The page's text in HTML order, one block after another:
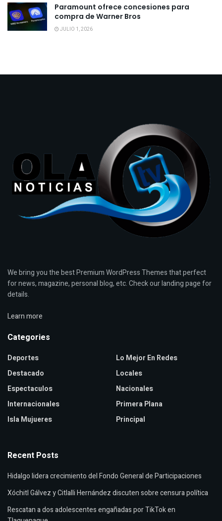
Paramount ofrece concesiones para
compra de Warner Bros
JULIO 1, 2026
We bring you the best Premium WordPress Themes that perfect
for news, magazine, personal blog, etc. Check our landing page for
details.
Learn more
Categories
Deportes
Destacado
Espectaculos
Internacionales
Isla Mujueres
Lo Mejor En Redes
Locales
Nacionales
Primera Plana
Principal
Recent Posts
Hidalgo lidera crecimiento del Fondo General de Participaciones
Xóchitl Gálvez y Citlalli Hernández discuten sobre censura política
Rescatan a dos adolescentes engañadas por TikTok en